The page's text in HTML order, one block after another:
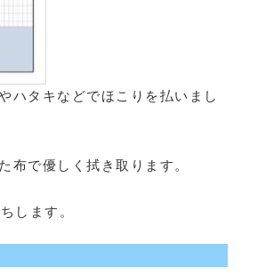
ハタキなどでほこりを払いまし
布で優しく拭き取ります。
します。